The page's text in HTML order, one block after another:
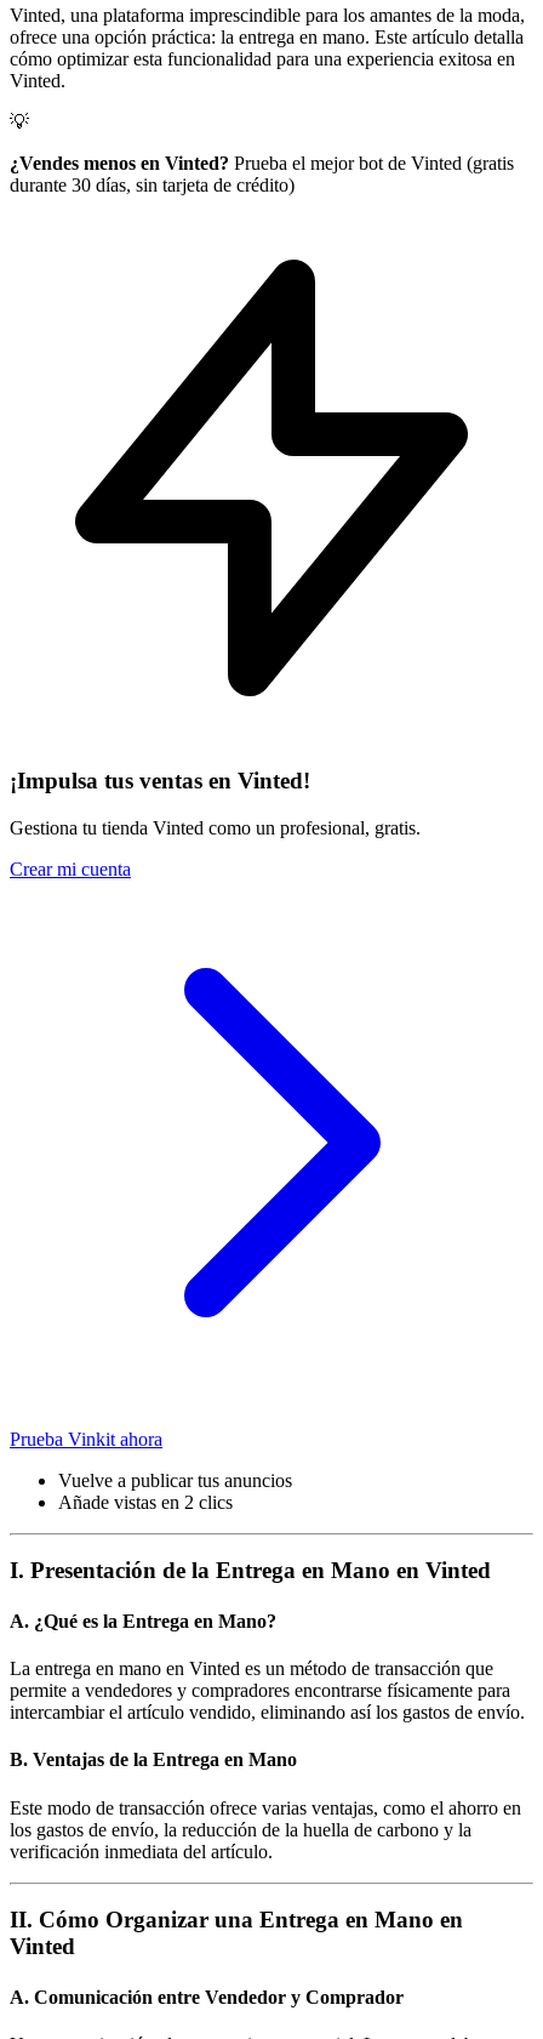
Vinted, una plataforma imprescindible para los amantes de la moda,
ofrece una opción práctica: la entrega en mano. Este artículo detalla
cómo optimizar esta funcionalidad para una experiencia exitosa en
Vinted.
💡
¿Vendes menos en Vinted? Prueba el mejor bot de Vinted (gratis
durante 30 días, sin tarjeta de crédito)
¡Impulsa tus ventas en Vinted!
Gestiona tu tienda Vinted como un profesional, gratis.
Crear mi cuenta
Prueba Vinkit ahora
Vuelve a publicar tus anuncios
Añade vistas en 2 clics
I. Presentación de la Entrega en Mano en Vinted
A. ¿Qué es la Entrega en Mano?
La entrega en mano en Vinted es un método de transacción que
permite a vendedores y compradores encontrarse físicamente para
intercambiar el artículo vendido, eliminando así los gastos de envío.
B. Ventajas de la Entrega en Mano
Este modo de transacción ofrece varias ventajas, como el ahorro en
los gastos de envío, la reducción de la huella de carbono y la
verificación inmediata del artículo.
II. Cómo Organizar una Entrega en Mano en
Vinted
A. Comunicación entre Vendedor y Comprador